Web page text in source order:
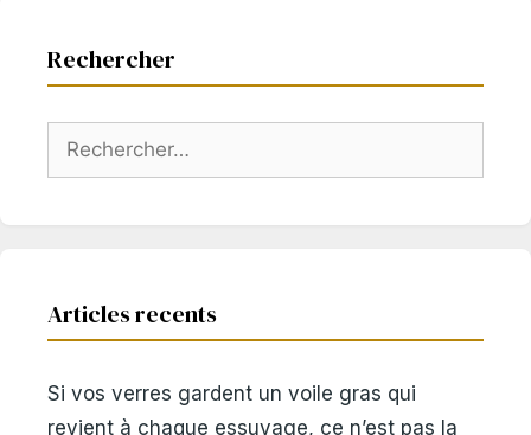
Rechercher
Rechercher :
Articles recents
Si vos verres gardent un voile gras qui
revient à chaque essuyage, ce n’est pas la